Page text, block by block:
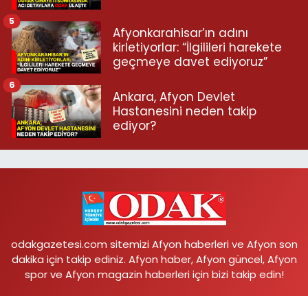
Afyonkarahisar’ın adını
kirletiyorlar: “İlgilileri harekete
geçmeye davet ediyoruz”
5
Ankara, Afyon Devlet
Hastanesini neden takip
ediyor?
6
odakgazetesi.com sitemizi Afyon haberleri ve Afyon son
dakika için takip ediniz. Afyon haber, Afyon güncel, Afyon
spor ve Afyon magazin haberleri için bizi takip edin!